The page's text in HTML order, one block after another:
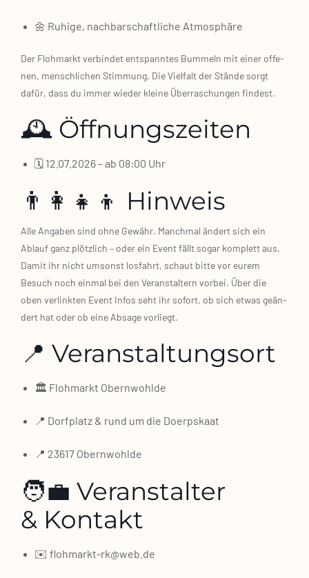
🌼 Ruhi­ge, nach­bar­schaft­li­che Atmo­sphä­re
Der Floh­markt ver­bin­det ent­spann­tes Bum­meln mit einer offe­
nen, mensch­li­chen Stim­mung. Die Viel­falt der Stän­de sorgt
dafür, dass du immer wie­der klei­ne Über­ra­schun­gen fin­dest.
🕰️ Öffnungszeiten
🗓️ 12.07.2026 – ab 08:00 Uhr
👨‍👩‍👧‍👦 Hinweis
Alle Anga­ben sind ohne Gewähr. Manch­mal ändert sich ein
Ablauf ganz plötz­lich – oder ein Event fällt sogar kom­plett aus.
Damit ihr nicht umsonst los­fahrt, schaut bit­te vor eurem
Besuch noch ein­mal bei den Ver­an­stal­tern vor­bei. Über die
oben ver­link­ten Event Infos seht ihr sofort, ob sich etwas geän­
dert hat oder ob eine Absa­ge vor­liegt.
📍 Veranstaltungsort
🏛️ Floh­markt Obern­wohl­de
📍 Dorf­platz & rund um die Doerps­kaat
📍 23617 Obern­wohl­de
🧑‍💼 Veranstalter
& Kontakt
✉️ flohmarkt-rk@web.de